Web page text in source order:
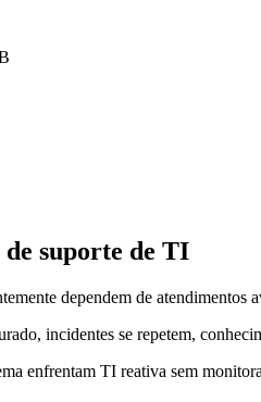
suporte de TI
dependem de
incidentes se repetem,
enfrentam TI reativa sem